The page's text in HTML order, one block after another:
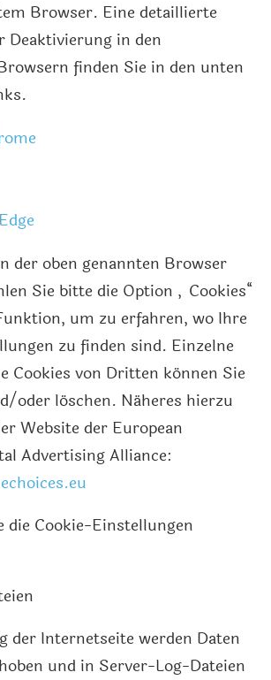
Browser. Eine detaillierte
Deaktivierung in den
finden Sie in den unten
der oben genannten Browser
Sie bitte die Option „Cookies“
um zu erfahren, wo Ihre
zu finden sind. Einzelne
Cookies von Dritten können Sie
oder löschen. Näheres hierzu
Website der European
Advertising Alliance:
die Cookie-Einstellungen
der Internetseite werden Daten
und in Server-Log-Dateien